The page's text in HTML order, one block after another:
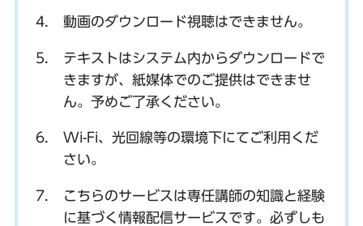
動画のダウンロード視聴はできません。
テキストはシステム内からダウンロードで
きますが、紙媒体でのご提供はできませ
ん。予めご了承ください。
Wi-Fi、光回線等の環境下にてご利用くだ
さい。
こちらのサービスは専任講師の知識と経験
に基づく情報配信サービスです。必ずしも